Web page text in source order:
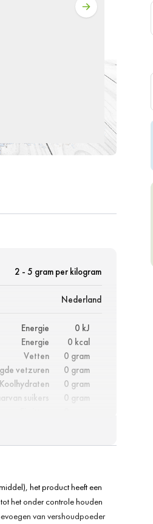
2 - 5 gram per kilogram
Nederland
Energie
0 kJ
Energie
0 kcal
Vetten
0 gram
vetzuren
0 gram
Koolhydraten
0 gram
suikers
0 gram
het product heeft een
het onder controle houden
van vershoudpoeder